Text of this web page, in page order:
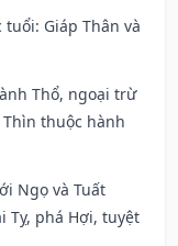
tuổi: Giáp Thân và
Thổ, ngoại trừ
thuộc hành
Ngọ và Tuất
Tỵ, phá Hợi, tuyệt